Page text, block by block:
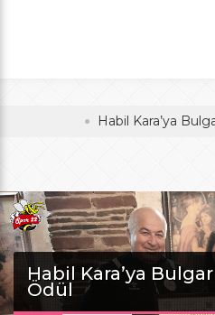
Habil Kara’ya
Habil Kara’ya
Ödül